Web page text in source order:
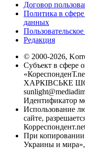
Договор
Политика в
данных
Редакция
© 2000-2026,
Субъект в сфере
ХАРКІВСЬКЕ
Идентификатор
Использование
сайте,
При копировании
Украины и мира»,